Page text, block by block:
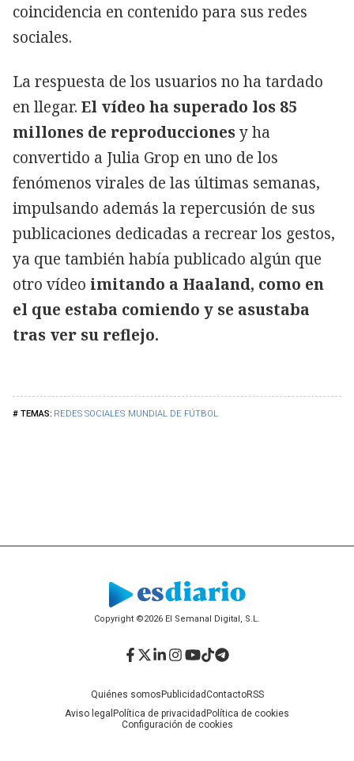
REDES SOCIALES MUNDIAL DE FÚTBOL
coincidencia en contenido para sus redes
sociales.
La respuesta de los usuarios no ha tardado
en llegar. El vídeo ha superado los 85
millones de reproduccionesy ha
convertido a Julia Grop en uno de los
fenómenos virales de las últimas semanas,
impulsando además la repercusión de sus
publicaciones dedicadas a recrear los gestos,
ya que también había publicado algún que
otro vídeo imitando a Haaland, como en
el que estaba comiendo y se asustaba
tras ver su reflejo.
Copyright ©2026 El Semanal Digital, S.L.
Quiénes somos PublicidadContactoRSS
Aviso legal Política de privacidad Política de cookies
Configuración de cookies
Facebook
Twitter
LinkedIn
Instagram
YouTube
TikTok
Telegram